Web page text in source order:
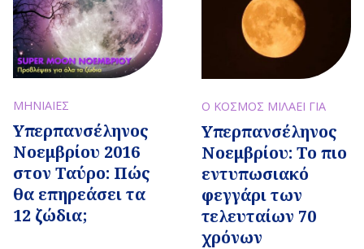
ΜΗΝΙΑΙΕΣ
Υπερπανσέληνος
Νοεμβρίου 2016
στον Ταύρο: Πώς
θα επηρεάσει τα
12 ζώδια;
Ο ΚΟΣΜΟΣ ΜΙΛΑΕΙ ΓΙΑ
Υπερπανσέληνος
Νοεμβρίου: Το πιο
εντυπωσιακό
φεγγάρι των
τελευταίων 70
χρόνων